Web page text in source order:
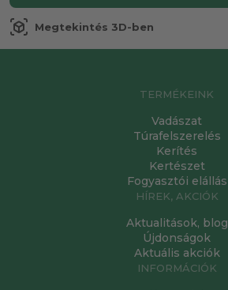
view_in_ar Megtekintés 3D-ben
TERMÉKEINK
Vadászat
Túrafelszerelés
Kerítés
Kertészet
Fogyasztói elállás
HÍREK, AKCIÓK
Aktualitások, blog
Újdonságok
Aktuális akciók
INFORMÁCIÓK